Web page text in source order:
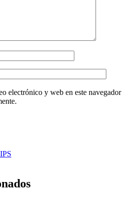
electrónico y web en este navegador